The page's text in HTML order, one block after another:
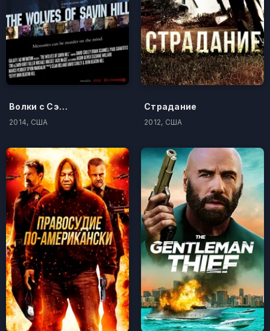
Волки с Сэйвин-Хилл
2014, США
Страдание
2012, США